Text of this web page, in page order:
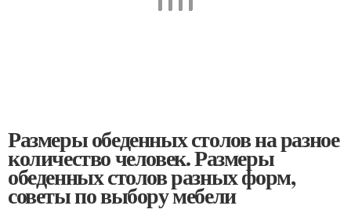
Размеры обеденных столов на разное
количество человек. Размеры
обеденных столов разных форм,
советы по выбору мебели